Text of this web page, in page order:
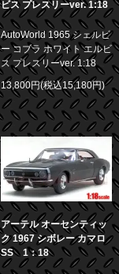
ビス プレスリーver. 1:18
AutoWorld 1965 シェルビ
ー コブラ ホワイト エルビ
ス プレスリーver. 1:18
13,800円(税込15,180円)
アーテル オーセンティッ
ク 1967 シボレー カマロ
SS 1：18